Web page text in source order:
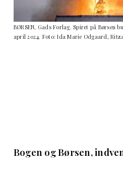
BØRSEN, Gads Forlag. Spiret på Børsen
april 2024. Foto: Ida Marie Odgaard,
Bogen og Børsen,